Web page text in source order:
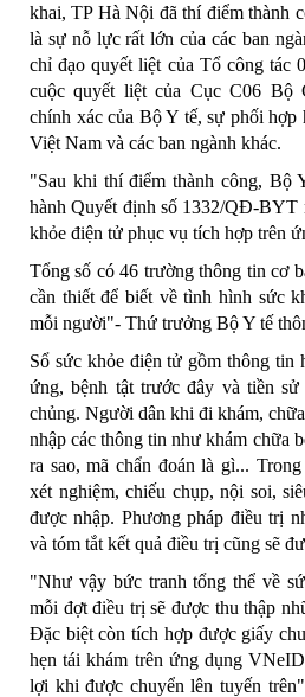
khai, TP Hà Nội đã thí điểm thành
là sự nỗ lực rất lớn của các ban
chỉ đạo quyết liệt của Tổ công tác
cuộc quyết liệt của Cục C06 Bộ
chính xác của Bộ Y tế, sự phối
Việt Nam và các ban ngành khác.
"Sau khi thí điểm thành công, Bộ
hành Quyết định số 1332/QĐ-BYT
khỏe điện tử phục vụ tích hợp trên
Tổng số có 46 trường thông tin cơ
cần thiết để biết về tình hình sức
mỗi người"- Thứ trưởng Bộ Y tế
Sổ sức khỏe điện tử gồm thông tin
ứng, bệnh tật trước đây và tiền
chủng. Người dân khi đi khám,
nhập các thông tin như khám chữa
ra sao, mã chẩn đoán là gì...
xét nghiệm, chiếu chụp, nội soi,
được nhập. Phương pháp điều trị
và tóm tắt kết quả điều trị cũng sẽ
"Như vậy bức tranh tổng thể về
mỗi đợt điều trị sẽ được thu thập
Đặc biệt còn tích hợp được giấy
hẹn tái khám trên ứng dụng
lợi khi được chuyển lên tuyến